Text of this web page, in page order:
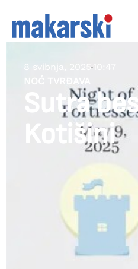
8 svibnja, 2025
NOĆ TVRĐAVA
Sutra
Kotišini